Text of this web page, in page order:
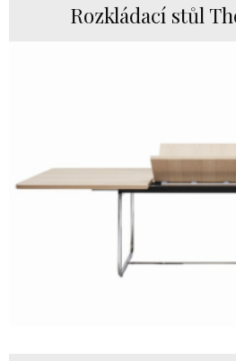
Rozkládací stůl